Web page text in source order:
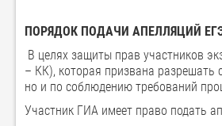
ПОРЯДОК ПОДАЧИ АПЕЛЛЯЦИЙ
В целях защиты прав участников
– КК), которая призвана
но и по соблюдению требований
Участник ГИА имеет право подать